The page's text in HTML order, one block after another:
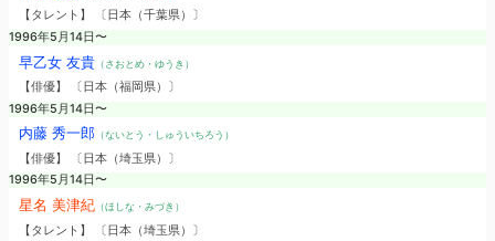
【タレント】 〔日本（千葉県）〕
1996年5月14日〜
早乙女 友貴（さおとめ・ゆうき）
【俳優】 〔日本（福岡県）〕
1996年5月14日〜
内藤 秀一郎（ないとう・しゅういちろう）
【俳優】 〔日本（埼玉県）〕
1996年5月14日〜
星名 美津紀（ほしな・みづき）
【タレント】 〔日本（埼玉県）〕